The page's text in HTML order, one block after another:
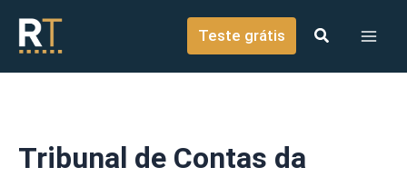
conteúdo
Teste grátis
Tribunal de Contas da